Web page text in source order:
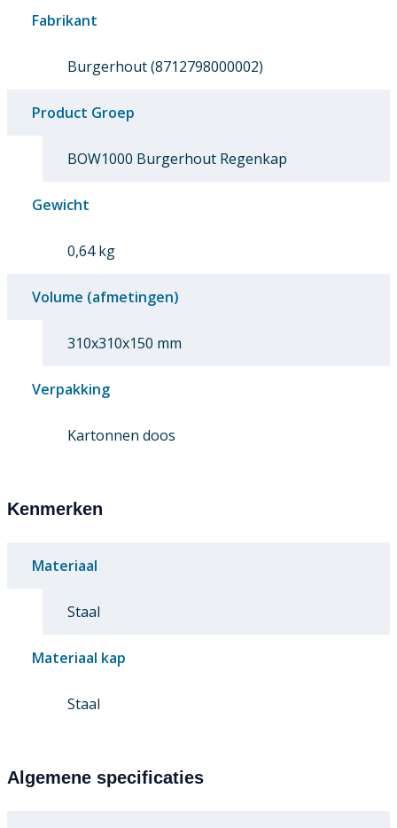
Fabrikant
Burgerhout (8712798000002)
Product Groep
BOW1000 Burgerhout Regenkap
Gewicht
0,64 kg
Volume (afmetingen)
310x310x150 mm
Verpakking
Kartonnen doos
Kenmerken
Materiaal
Staal
Materiaal kap
Staal
Algemene specificaties